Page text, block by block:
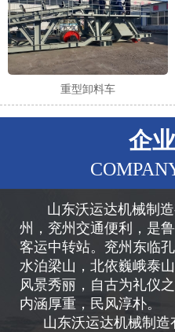
重型卸料车
企
山东沃运达机械制造
州，兖州交通便利，是
客运中转站。兖州东临
水泊梁山，北依巍峨泰
风景秀丽，自古为礼仪
内涵厚重，民风淳朴。
山东沃运达机械制造